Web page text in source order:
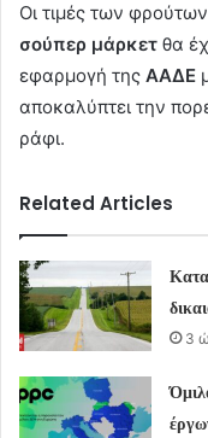
Οι τιμές των
σούπερ μάρκετ θα
εφαρμογή της ΑΑΔΕ
αποκαλύπτει την
ράφι.
Related Articles
3